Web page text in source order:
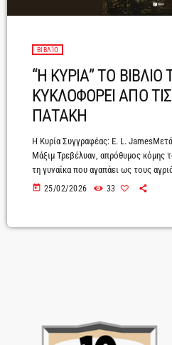
ΒΙΒΛΊΟ
“Η ΚΥΡΙΑ” ΤΟ ΒΙΒΛΙΟ
ΚΥΚΛΟΦΟΡΕΙ ΑΠΟ
ΠΑΤΑΚΗ
Η Κυρία Συγγραφέας: E. L.
Μάξιμ Τρεβέλυαν, απρόθυμος κόμης
τη γυναίκα που αγαπάει ως τους
πάλεψε γι’ αυτήν και την κέρδισε,
σύζυγος, ή μήπως αυτή η πρόσφατα
today 25/02/2026 33